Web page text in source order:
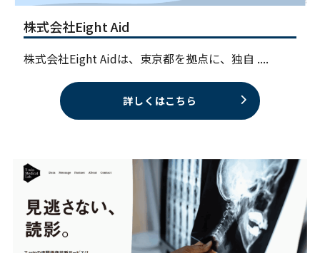
株式会社Eight Aid
株式会社Eight Aidは、東京都を拠点に、独自 ....
詳しくはこちら